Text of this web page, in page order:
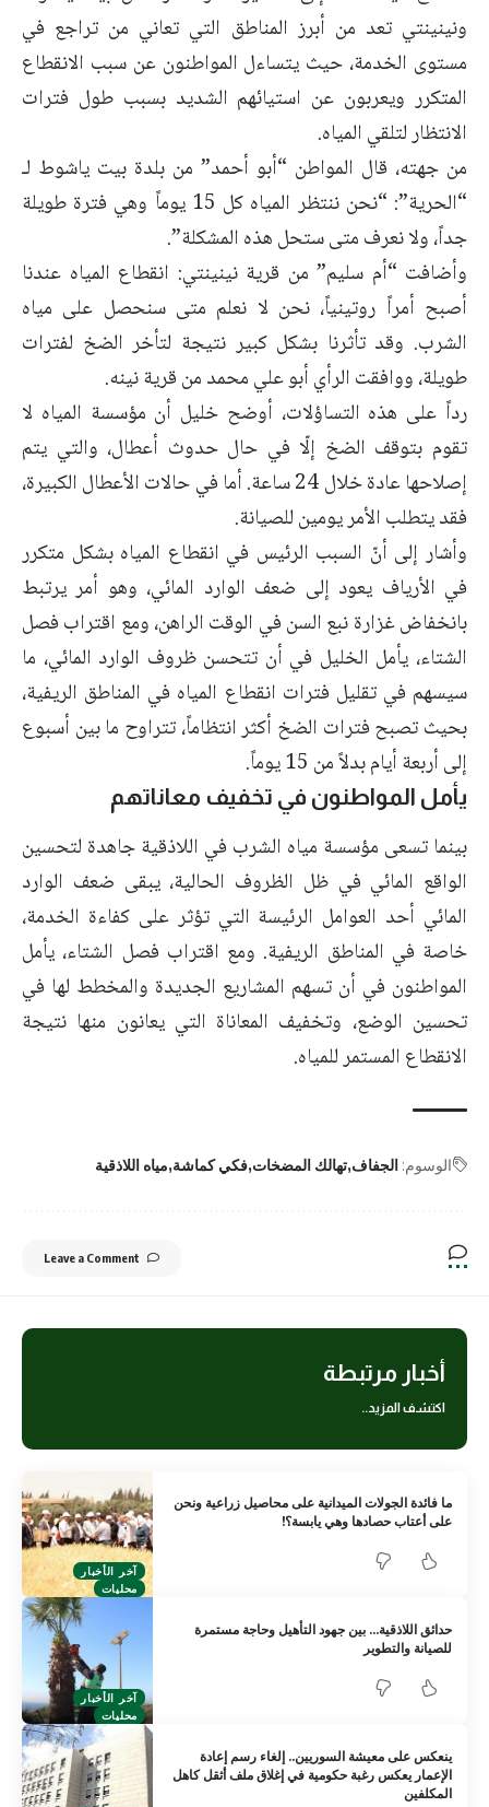
ونينينتي تعد من أبرز المناطق التي تعاني من تراجع في
مستوى الخدمة، حيث يتساءل المواطنون عن سبب الانقطاع
المتكرر ويعربون عن استيائهم الشديد بسبب طول فترات
الانتظار لتلقي المياه.
من جهته، قال المواطن “أبو أحمد” من بلدة بيت ياشوط لـ
“الحرية”: “نحن ننتظر المياه كل 15 يوماً وهي فترة طويلة
جداً، ولا نعرف متى ستحل هذه المشكلة”.
وأضافت “أم سليم” من قرية نينينتي: انقطاع المياه عندنا
أصبح أمراً روتينياً، نحن لا نعلم متى سنحصل على مياه
الشرب. وقد تأثرنا بشكل كبير نتيجة لتأخر الضخ لفترات
طويلة، ووافقت الرأي أبو علي محمد من قرية نينه.
رداً على هذه التساؤلات، أوضح خليل أن مؤسسة المياه لا
تقوم بتوقف الضخ إلّا في حال حدوث أعطال، والتي يتم
إصلاحها عادة خلال 24 ساعة. أما في حالات الأعطال الكبيرة،
فقد يتطلب الأمر يومين للصيانة.
وأشار إلى أنّ السبب الرئيس في انقطاع المياه بشكل متكرر
في الأرياف يعود إلى ضعف الوارد المائي، وهو أمر يرتبط
بانخفاض غزارة نبع السن في الوقت الراهن، ومع اقتراب فصل
الشتاء، يأمل الخليل في أن تتحسن ظروف الوارد المائي، ما
سيسهم في تقليل فترات انقطاع المياه في المناطق الريفية،
بحيث تصبح فترات الضخ أكثر انتظاماً، تتراوح ما بين أسبوع
إلى أربعة أيام بدلاً من 15 يوماً.
يأمل المواطنون في تخفيف معاناتهم
بينما تسعى مؤسسة مياه الشرب في اللاذقية جاهدة لتحسين
الواقع المائي في ظل الظروف الحالية، يبقى ضعف الوارد
المائي أحد العوامل الرئيسة التي تؤثر على كفاءة الخدمة،
خاصة في المناطق الريفية. ومع اقتراب فصل الشتاء، يأمل
المواطنون في أن تسهم المشاريع الجديدة والمخطط لها في
تحسين الوضع، وتخفيف المعاناة التي يعانون منها نتيجة
الانقطاع المستمر للمياه.
الوسوم: الجفاف تهالك المضخات فكي كماشة مياه اللاذقية
Leave a Comment
أخبار مرتبطة
اكتشف المزيد..
آخر الأخبار
محليات
ما فائدة الجولات الميدانية على محاصيل زراعية ونحن
على أعتاب حصادها وهي يابسة؟!
آخر الأخبار
محليات
حدائق اللاذقية… بين جهود التأهيل وحاجة مستمرة
للصيانة والتطوير
ينعكس على معيشة السوريين.. إلغاء رسم إعادة
الإعمار يعكس رغبة حكومية في إغلاق ملف أثقل كاهل
المكلفين